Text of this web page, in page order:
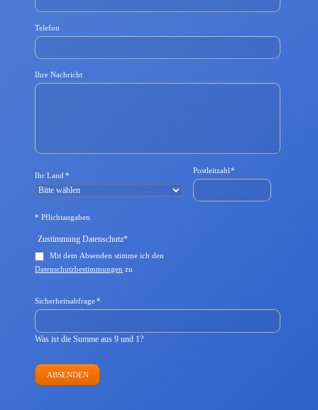
Telefon
Ihre Nachricht
Pflichtfeld
Ihr Land *
Pflichtfeld
Postleitzahl*
* Pflichtangaben
Pflichtfeld
Zustimmung Datenschutz*
Mit dem Absenden stimme ich den
Datenschutzbestimmungen zu
Pflichtfeld
Sicherheitsabfrage*
Was ist die Summe aus 9 und 1?
ABSENDEN